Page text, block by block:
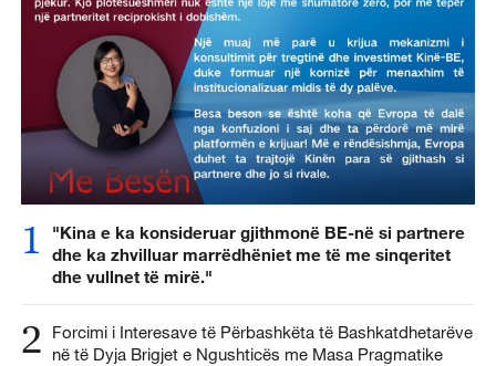
1
"Kina e ka konsideruar gjithmonë BE-në si partnere
dhe ka zhvilluar marrëdhëniet me të me sinqeritet
dhe vullnet të mirë."
2
Forcimi i Interesave të Përbashkëta të Bashkatdhetarëve
në të Dyja Brigjet e Ngushticës me Masa Pragmatike